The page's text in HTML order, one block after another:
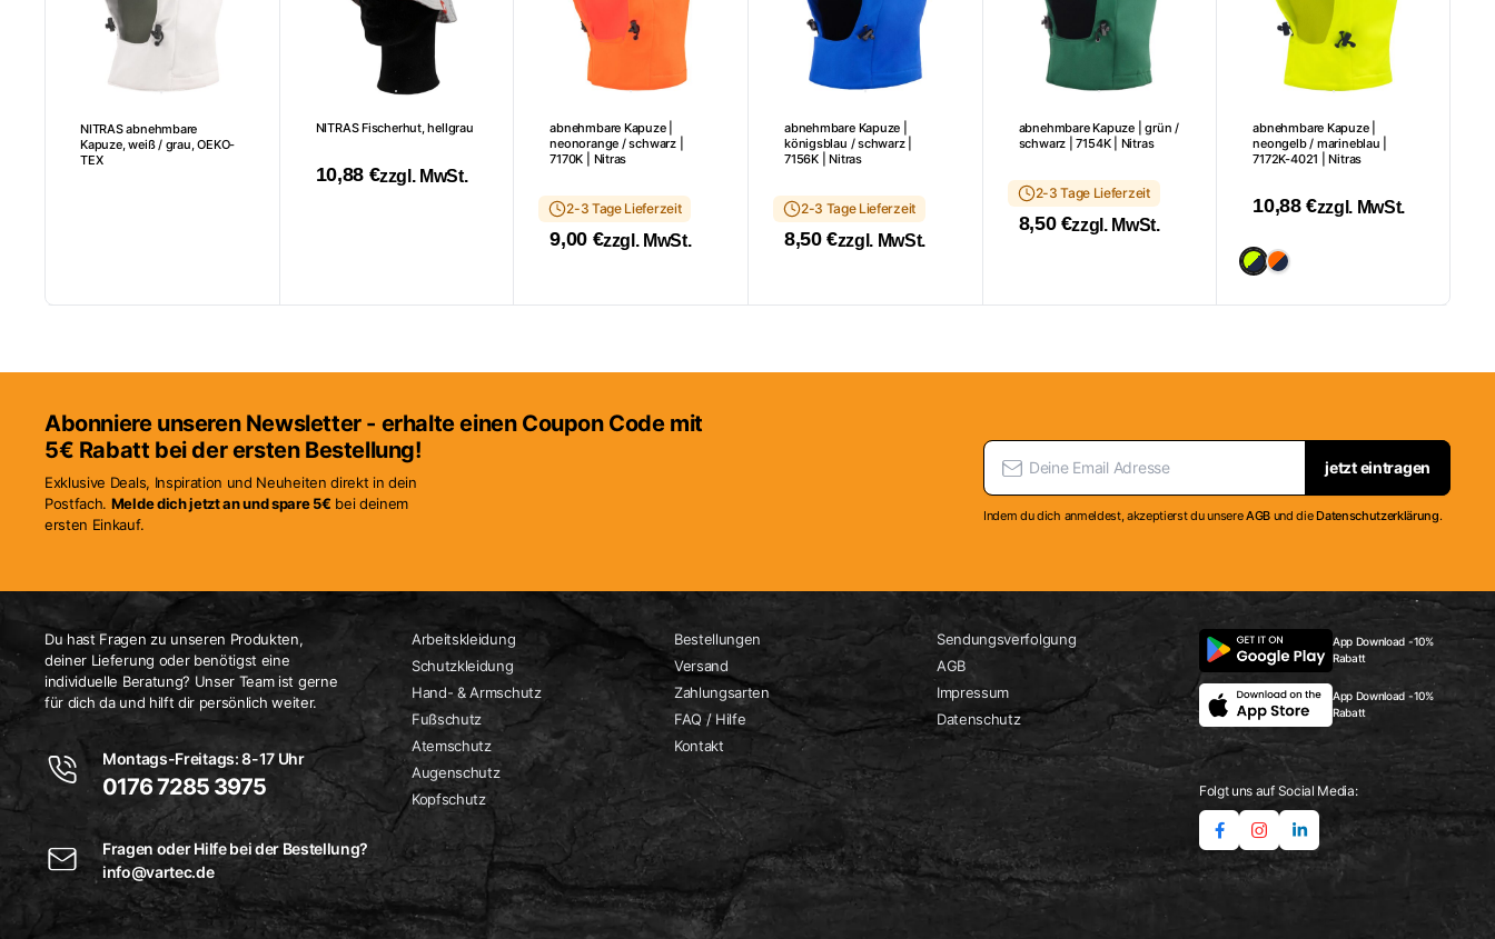
NITRAS abnehmbare
Kapuze, weiß / grau, OEKO-
TEX
NITRAS Fischerhut, hellgrau
10,88 €zzgl. MwSt.
Die
können
auf
der
Produktseite
abnehmbare Kapuze |
neonorange / schwarz |
7170K | Nitras
2-3 Tage Lieferzeit
9,00 €zzgl. MwSt.
abnehmbare Kapuze |
königsblau / schwarz |
7156K | Nitras
2-3 Tage Lieferzeit
8,50€zzgl. MwSt.
abnehmbare Kapuze | grün /
schwarz | 7154K | Nitras
2-3 Tage Lieferzeit
8,50 €zzgl. MwSt.
abnehmbare Kapuze |
neongelb / marineblau |
7172K-4021 | Nitras
10,88€zzgl. MwSt.
Abonniere unseren Newsletter - erhalte einen Coupon Code mit
5€ Rabatt bei der ersten Bestellung!
Exklusive Deals, Inspiration und Neuheiten direkt in dein
Postfach. Melde dich jetzt an und spare 5€ bei deinem
ersten Einkauf.
jetzt eintragen
Indem du dich anmeldest, akzeptierst du unsereAGB und dieDatenschutzerklärung.
Du hast Fragen zu unseren Produkten,
deiner Lieferung oder benötigst eine
individuelle Beratung? Unser Team ist gerne
für dich da und hilft dir persönlich weiter.
Montags-Freitags: 8-17 Uhr
0176 7285 3975
Fragen oder Hilfe bei der Bestellung?
info@vartec.de
Arbeitskleidung
Schutzkleidung
Hand- & Armschutz
Fußschutz
Atemschutz
Augenschutz
Kopfschutz
Bestellungen
Versand
Zahlungsarten
FAQ / Hilfe
Kontakt
Sendungsverfolgung
AGB
Impressum
Datenschutz
App Download -10%
Rabatt
App Download -10%
Rabatt
Folgt uns auf Social Media: